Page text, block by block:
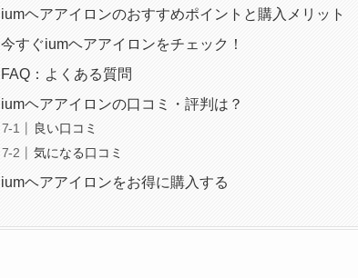
iumヘアアイロンのおすすめポイントと購入メリット
今すぐiumヘアアイロンをチェック！
FAQ：よくある質問
iumヘアアイロンの口コミ・評判は？
良い口コミ
気になる口コミ
iumヘアアイロンをお得に購入する